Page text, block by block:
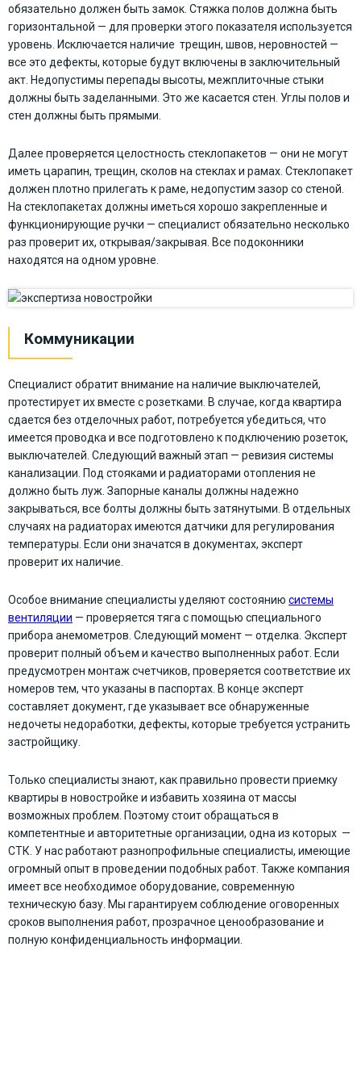
обязательно должен быть замок. Стяжка полов должна быть
горизонтальной — для проверки этого показателя используется
уровень. Исключается наличие трещин, швов, неровностей —
все это дефекты, которые будут включены в заключительный
акт. Недопустимы перепады высоты, межплиточные стыки
должны быть заделанными. Это же касается стен. Углы полов и
стен должны быть прямыми.
Далее проверяется целостность стеклопакетов — они не могут
иметь царапин, трещин, сколов на стеклах и рамах. Стеклопакет
должен плотно прилегать к раме, недопустим зазор со стеной.
На стеклопакетах должны иметься хорошо закрепленные и
функционирующие ручки — специалист обязательно несколько
раз проверит их, открывая/закрывая. Все подоконники
находятся на одном уровне.
Коммуникации
Специалист обратит внимание на наличие выключателей,
протестирует их вместе с розетками. В случае, когда квартира
сдается без отделочных работ, потребуется убедиться, что
имеется проводка и все подготовлено к подключению розеток,
выключателей. Следующий важный этап — ревизия системы
канализации. Под стояками и радиаторами отопления не
должно быть луж. Запорные каналы должны надежно
закрываться, все болты должны быть затянутыми. В отдельных
случаях на радиаторах имеются датчики для регулирования
температуры. Если они значатся в документах, эксперт
проверит их наличие.
Особое внимание специалисты уделяют состоянию системы
вентиляции — проверяется тяга с помощью специального
прибора анемометров. Следующий момент — отделка. Эксперт
проверит полный объем и качество выполненных работ. Если
предусмотрен монтаж счетчиков, проверяется соответствие их
номеров тем, что указаны в паспортах. В конце эксперт
составляет документ, где указывает все обнаруженные
недочеты недоработки, дефекты, которые требуется устранить
застройщику.
Только специалисты знают, как правильно провести приемку
квартиры в новостройке и избавить хозяина от массы
возможных проблем. Поэтому стоит обращаться в
компетентные и авторитетные организации, одна из которых —
СТК. У нас работают разнопрофильные специалисты, имеющие
огромный опыт в проведении подобных работ. Также компания
имеет все необходимое оборудование, современную
техническую базу. Мы гарантируем соблюдение оговоренных
сроков выполнения работ, прозрачное ценообразование и
полную конфиденциальность информации.